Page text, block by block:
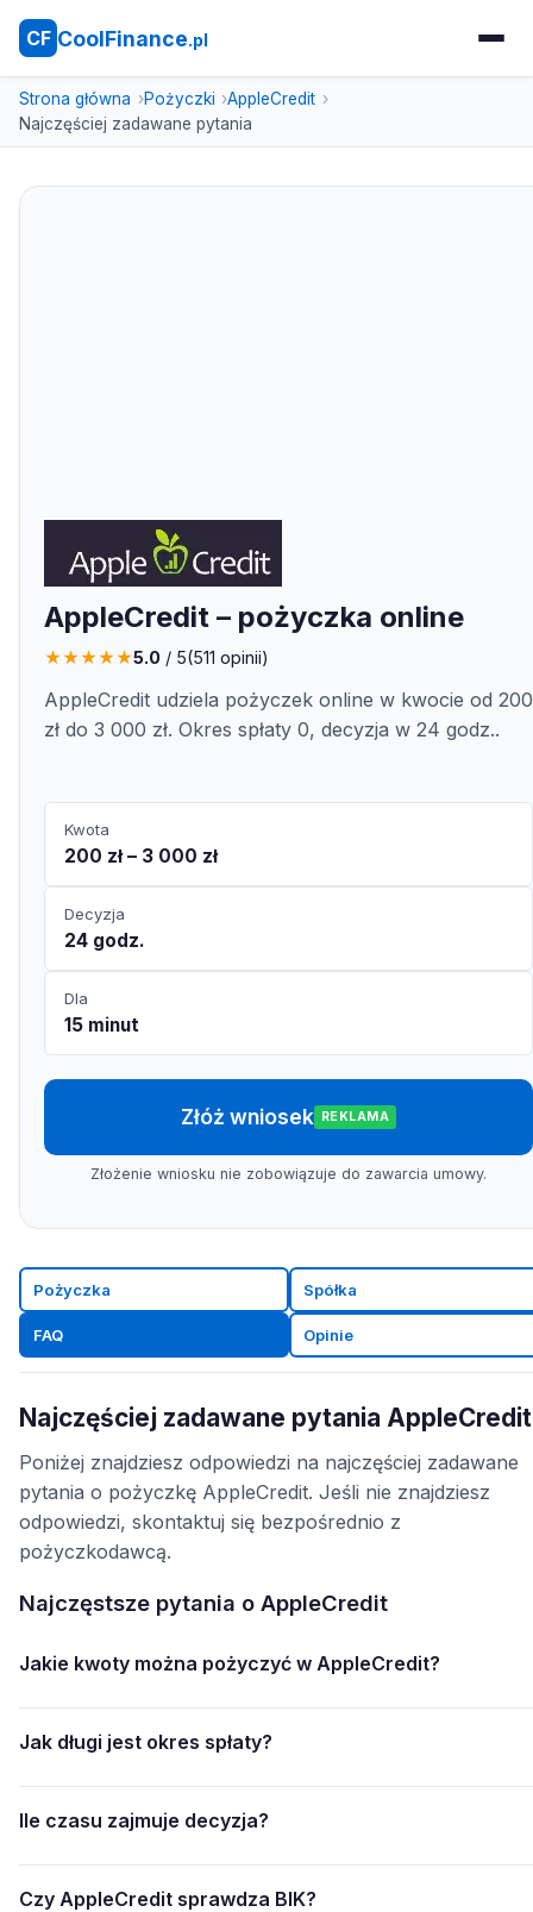
CF CoolFinance.pl
Strona główna Pożyczki
AppleCredit
Najczęściej zadawane pytania
AppleCredit – pożyczka online
★★★★★5.0 / 5(511 opinii)
AppleCredit udziela pożyczek online w kwocie od 200
zł do 3 000 zł. Okres spłaty 0, decyzja w 24 godz..
Kwota
200 zł – 3 000 zł
Decyzja
24 godz.
Dla
15 minut
Złóż wniosek REKLAMA
Złożenie wniosku nie zobowiązuje do zawarcia umowy.
Pożyczka Spółka
FAQ Opinie
Najczęściej zadawane pytania AppleCredit
Poniżej znajdziesz odpowiedzi na najczęściej zadawane
pytania o pożyczkę AppleCredit. Jeśli nie znajdziesz
odpowiedzi, skontaktuj się bezpośrednio z
pożyczkodawcą.
Najczęstsze pytania o AppleCredit
Jakie kwoty można pożyczyć w AppleCredit?
Jak długi jest okres spłaty?
Ile czasu zajmuje decyzja?
Czy AppleCredit sprawdza BIK?